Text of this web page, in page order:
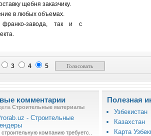
щебня заказчику.
в любых объемах.
франко-завода, так и с
3 4 5
комментарии
Строительные материалы
- Строительные
строительную компанию требуетс..
Полезная
Узбекистан
Казахстан
Карта